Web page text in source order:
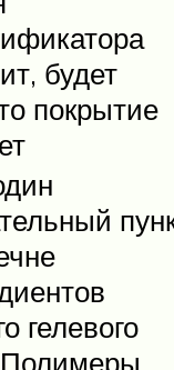
будет
покрытие
гелевого
Полимеры